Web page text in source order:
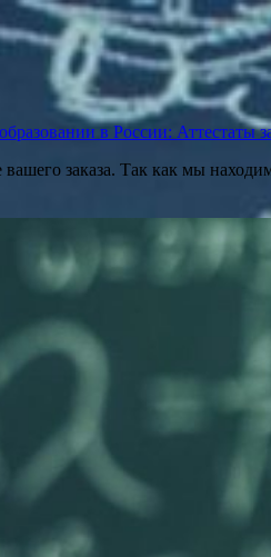
в России: Аттестаты
заказа. Так как мы